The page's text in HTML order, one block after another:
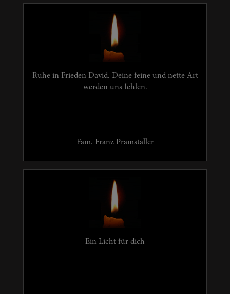
Ruhe in Frieden David. Deine feine und nette Art
werden uns fehlen.
Fam. Franz Pramstaller
Ein Licht für dich